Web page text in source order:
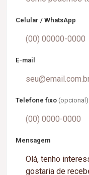
Celular / WhatsApp
E-mail
Telefone fixo (opcional)
Mensagem